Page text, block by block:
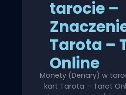
tarocie –
Tarota –
Online
Monety (Denary) w
kart Tarota – Tarot